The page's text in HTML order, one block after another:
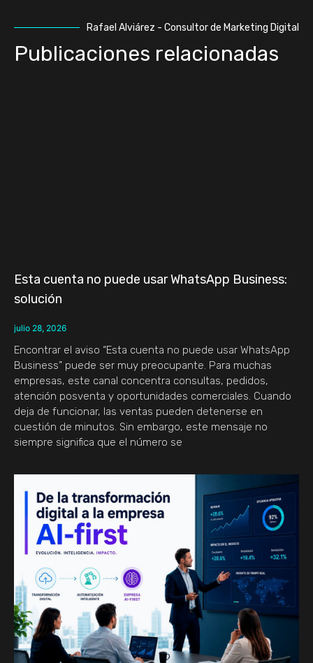
Rafael Alviárez - Consultor de Marketing Digital
Publicaciones relacionadas
Esta cuenta no puede usar WhatsApp Business:
solución
julio 28, 2026
Encontrar el aviso “Esta cuenta no puede usar WhatsApp
Business” puede ser muy preocupante. Para muchas
empresas, este canal concentra consultas, pedidos,
atención posventa y oportunidades comerciales. Cuando
deja de funcionar, las ventas pueden detenerse en
cuestión de minutos. Sin embargo, este mensaje no
siempre significa que el número se